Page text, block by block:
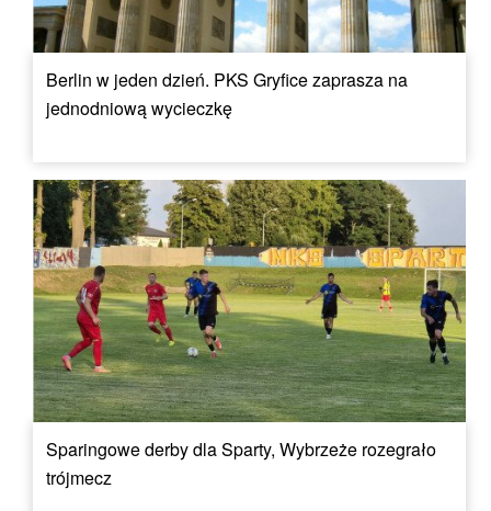
Berlin w jeden dzień. PKS Gryfice zaprasza na
jednodniową wycieczkę
Sparingowe derby dla Sparty, Wybrzeże rozegrało
trójmecz